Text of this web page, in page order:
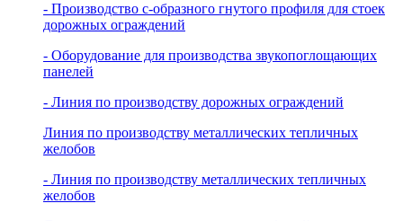
- Производство с-образного гнутого профиля для стоек
дорожных ограждений
- Оборудование для производства звукопоглощающих
панелей
- Линия по производству дорожных ограждений
Линия по производству металлических тепличных
желобов
- Линия по производству металлических тепличных
желобов